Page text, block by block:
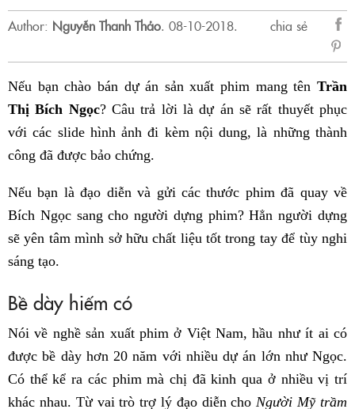
Author: Nguyễn Thanh Thảo. 08-10-2018.
chia sẻ
sẻ
Nếu bạn chào bán dự án sản xuất phim mang tên Trần
Thị Bích Ngọc? Câu trả lời là dự án sẽ rất thuyết phục
với các slide hình ảnh đi kèm nội dung, là những thành
công đã được bảo chứng.
Nếu bạn là đạo diễn và gửi các thước phim đã quay về
Bích Ngọc sang cho người dựng phim? Hẳn người dựng
sẽ yên tâm mình sở hữu chất liệu tốt trong tay để tùy nghi
sáng tạo.
Bề dày hiếm có
Nói về nghề sản xuất phim ở Việt Nam, hầu như ít ai có
được bề dày hơn 20 năm với nhiều dự án lớn như Ngọc.
Có thể kể ra các phim mà chị đã kinh qua ở nhiều vị trí
khác nhau. Từ vai trò trợ lý đạo diễn cho Người Mỹ trầm